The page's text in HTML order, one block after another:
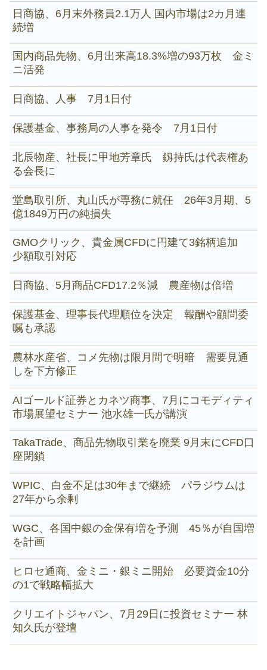
日商協、6月末外務員2.1万人 国内市場は2カ月連
続増
国内商品先物、6月出来高18.3%増の93万枚 金ミ
ニ活発
日商協、人事 7月1日付
保護基金、事務局の人事を発令 7月1日付
北辰物産、社長に甲地芳章氏 釼持氏は代表権あ
る会長に
堂島取引所、丸山氏が専務に就任 26年3月期、5
億1849万円の純損失
GMOクリック、貴金属CFDに円建て3銘柄追加
少額取引対応
日商協、5月商品CFD17.2％減 農産物は倍増
保護基金、理事長代理順位を決定 報酬や顧問委
嘱も承認
農林水産省、コメ先物は限月間で明暗 需要見通
しを下方修正
AIゴールド証券とカネツ商事、7月にコモディティ
市場展望セミナー 池水雄一氏が講演
TakaTrade、商品先物取引業を廃業 9月末にCFD口
座閉鎖
WPIC、白金不足は30年まで継続 パラジウムは
27年から余剰
WGC、各国中銀の金保有増を予測 45％が自国増
を計画
ヒロセ通商、金ミニ・銀ミニ開始 必要資金10分
の1で戦略幅拡大
クリエイトジャパン、7月29日に投資セミナー 林
知久氏が登壇